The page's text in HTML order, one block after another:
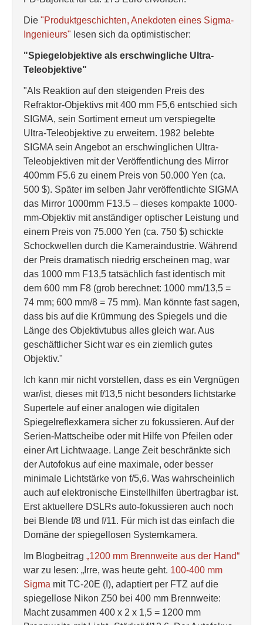
Die "Produktgeschichten, Anekdoten eines Sigma-
Ingenieurs" lesen sich da optimistischer:
"Spiegelobjektive als erschwingliche Ultra-
Teleobjektive"
"Als Reaktion auf den steigenden Preis des
Refraktor-Objektivs mit 400 mm F5,6 entschied sich
SIGMA, sein Sortiment erneut um verspiegelte
Ultra-Teleobjektive zu erweitern. 1982 belebte
SIGMA sein Angebot an erschwinglichen Ultra-
Teleobjektiven mit der Veröffentlichung des Mirror
400mm F5.6 zu einem Preis von 50.000 Yen (ca.
500 $). Später im selben Jahr veröffentlichte SIGMA
das Mirror 1000mm F13.5 – dieses kompakte 1000-
mm-Objektiv mit anständiger optischer Leistung und
einem Preis von 75.000 Yen (ca. 750 $) schickte
Schockwellen durch die Kameraindustrie. Während
der Preis dramatisch niedrig erscheinen mag, war
das 1000 mm F13,5 tatsächlich fast identisch mit
dem 600 mm F8 (grob berechnet: 1000 mm/13,5 =
74 mm; 600 mm/8 = 75 mm). Man könnte fast sagen,
dass bis auf die Krümmung des Spiegels und die
Länge des Objektivtubus alles gleich war. Aus
geschäftlicher Sicht war es ein ziemlich gutes
Objektiv."
Ich kann mir nicht vorstellen, dass es ein Vergnügen
war/ist, dieses mit f/13,5 nicht besonders lichtstarke
Supertele auf einer analogen wie digitalen
Spiegelreflexkamera sicher zu fokussieren. Auf der
Serien-Mattscheibe oder mit Hilfe von Pfeilen oder
einer Art Lichtwaage. Lange Zeit beschränkte sich
der Autofokus auf eine maximale, oder besser
minimale Lichtstärke von f/5,6. Was wahrscheinlich
auch auf elektronische Einstellhilfen übertragbar ist.
Erst aktuellere DSLRs auto-fokussieren auch noch
bei Blende f/8 und f/11. Für mich ist das einfach die
Domäne der spiegellosen Systemkamera.
Im Blogbeitrag „1200 mm Brennweite aus der Hand“
war zu lesen: „Irre, was heute geht. 100-400 mm
Sigma mit TC-20E (I), adaptiert per FTZ auf die
spiegellose Nikon Z50 bei 400 mm Brennweite:
Macht zusammen 400 x 2 x 1,5 = 1200 mm